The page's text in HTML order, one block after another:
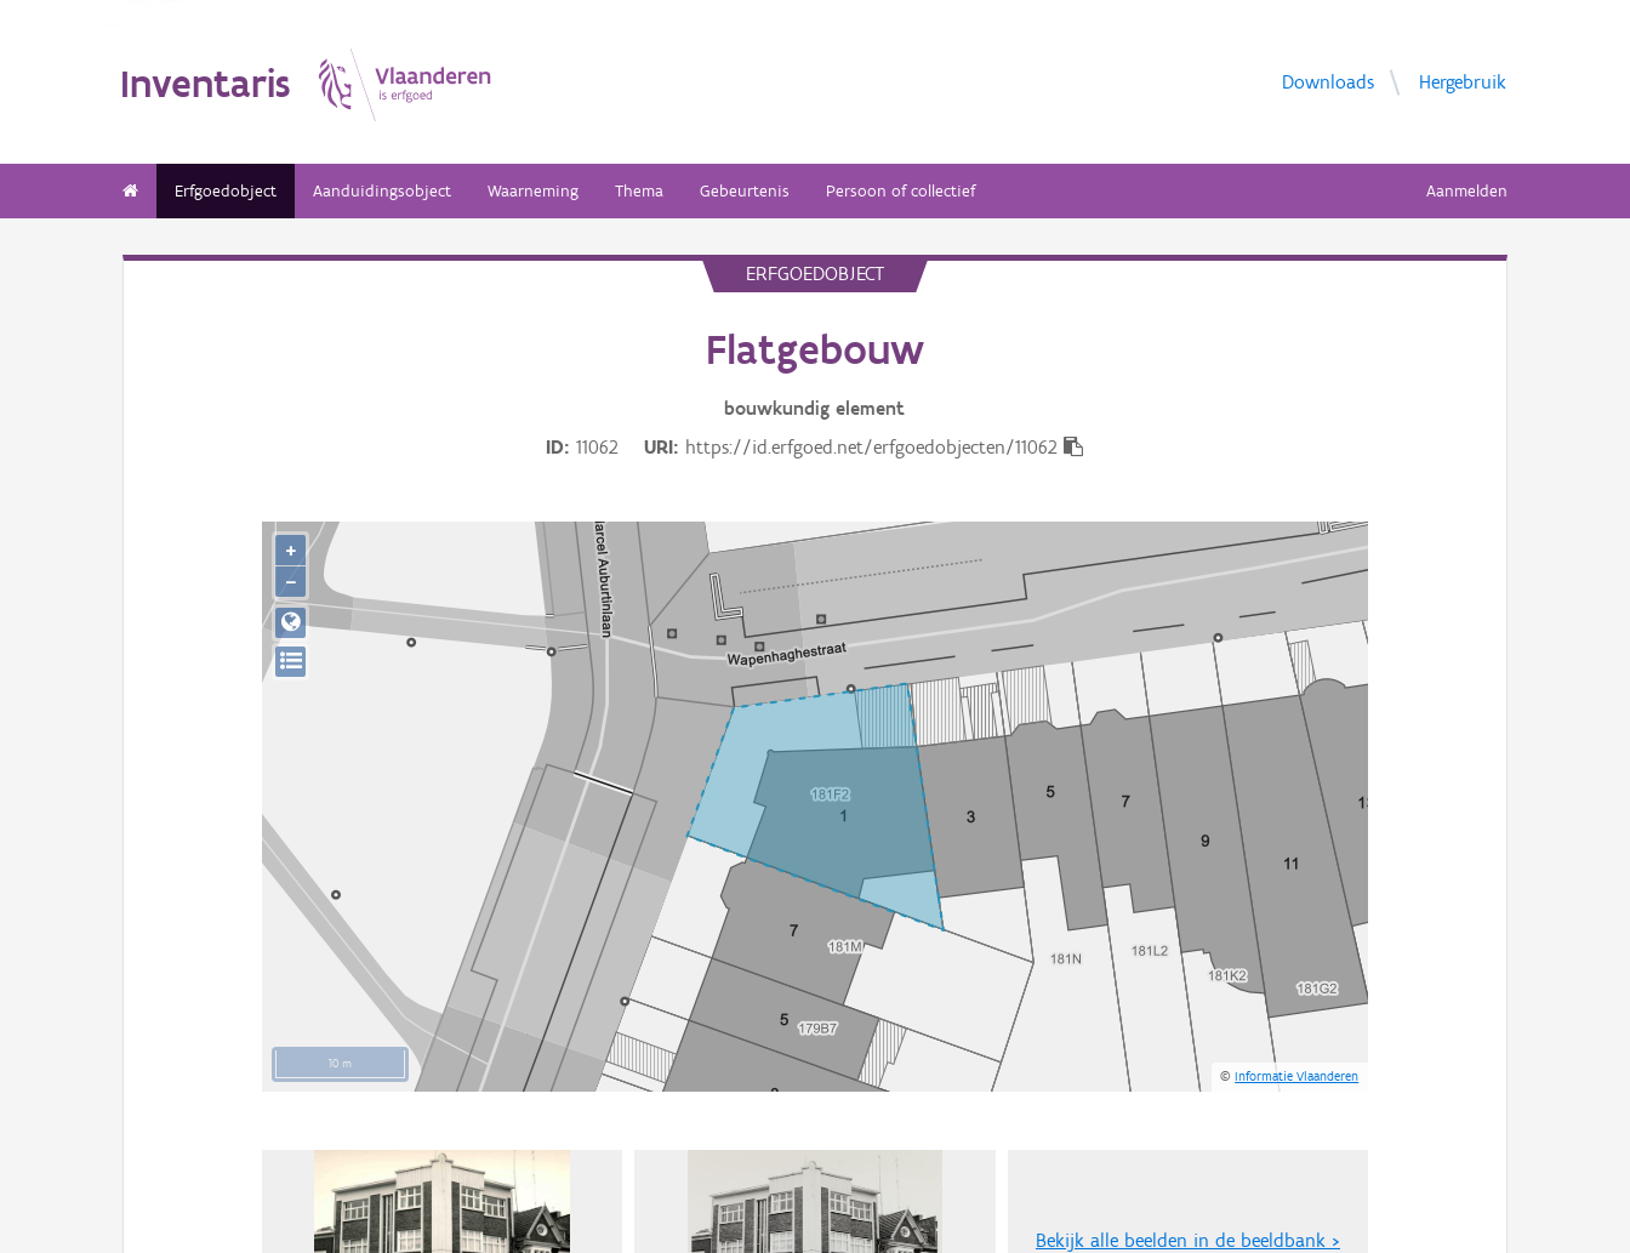
Inventaris Downloads Hergebruik
Erfgoedobject Aanduidingsobject Waarneming Thema Gebeurtenis Persoon of collectief Aanmelden
ERFGOEDOBJECT
Flatgebouw
bouwkundig element
ID
11062 URI https://id.erfgoed.net/erfgoedobjecten/11062
10 m
©Informatie Vlaanderen
+
−
Bekijk alle beelden in de beeldbank >